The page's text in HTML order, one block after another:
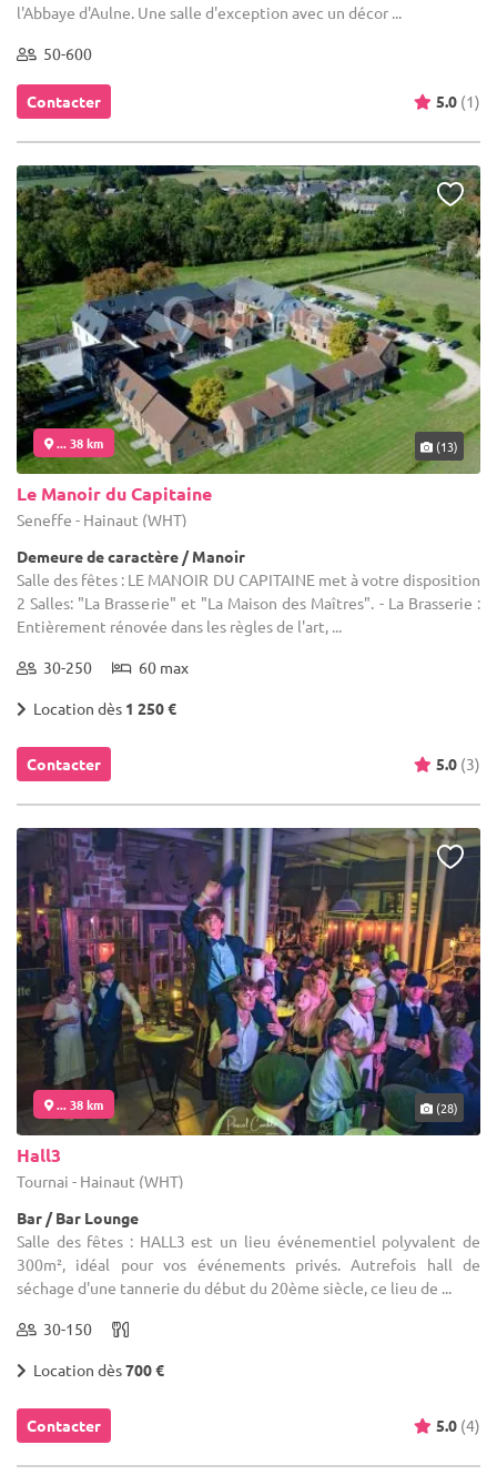
l'Abbaye d'Aulne. Une salle d'exception avec un décor ...
50-600
Contacter 5.0 (1)
... 38 km (13)
Le Manoir du Capitaine
Seneffe - Hainaut (WHT)
Demeure de caractère / Manoir
Salle des fêtes : LE MANOIR DU CAPITAINE met à votre disposition
2 Salles: "La Brasserie" et "La Maison des Maîtres". - La Brasserie :
Entièrement rénovée dans les règles de l'art, ...
30-250 60 max
Location dès 1 250 €
Contacter 5.0 (3)
... 38 km (28)
Hall3
Tournai - Hainaut (WHT)
Bar / Bar Lounge
Salle des fêtes : HALL3 est un lieu événementiel polyvalent de
300m², idéal pour vos événements privés. Autrefois hall de
séchage d'une tannerie du début du 20ème siècle, ce lieu de ...
30-150
Location dès700 €
Contacter 5.0 (4)